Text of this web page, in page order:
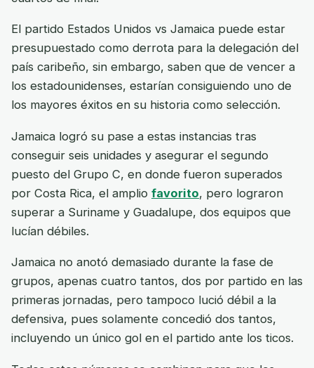
El partido Estados Unidos vs Jamaica puede estar
presupuestado como derrota para la delegación del
país caribeño, sin embargo, saben que de vencer a
los estadounidenses, estarían consiguiendo uno de
los mayores éxitos en su historia como selección.
Jamaica logró su pase a estas instancias tras
conseguir seis unidades y asegurar el segundo
puesto del Grupo C, en donde fueron superados
por Costa Rica, el amplio favorito, pero lograron
superar a Suriname y Guadalupe, dos equipos que
lucían débiles.
Jamaica no anotó demasiado durante la fase de
grupos, apenas cuatro tantos, dos por partido en las
primeras jornadas, pero tampoco lució débil a la
defensiva, pues solamente concedió dos tantos,
incluyendo un único gol en el partido ante los ticos.